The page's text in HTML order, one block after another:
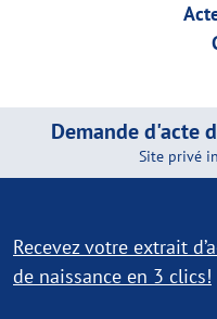
Demande d'acte
Site privé
Recevez votre extrait
de naissance en 3 clics!